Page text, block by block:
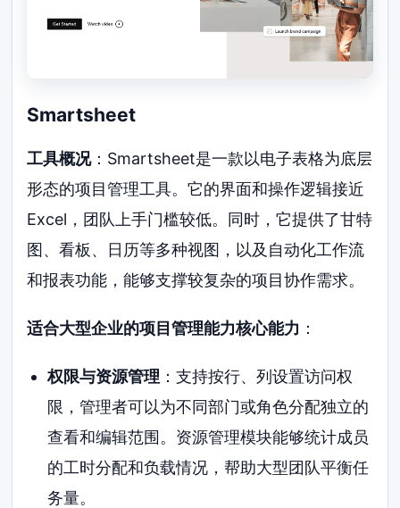
Smartsheet
工具概况：Smartsheet是一款以电子表格为底层
形态的项目管理工具。它的界面和操作逻辑接近
Excel，团队上手门槛较低。同时，它提供了甘特
图、看板、日历等多种视图，以及自动化工作流
和报表功能，能够支撑较复杂的项目协作需求。
适合大型企业的项目管理能力核心能力 ：
权限与资源管理 ：支持按行、列设置访问权
限，管理者可以为不同部门或角色分配独立的
查看和编辑范围。资源管理模块能够统计成员
的工时分配和负载情况，帮助大型团队平衡任
务量。